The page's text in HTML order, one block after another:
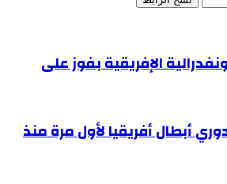
الإفريقية بفوز على
أبطال أفريقيا لأول مرة منذ